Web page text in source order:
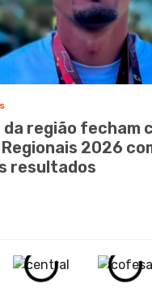
da região fecham
2026
resultados